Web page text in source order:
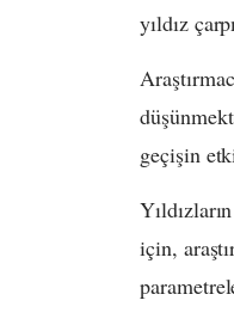
yıldız
geçişin
için,